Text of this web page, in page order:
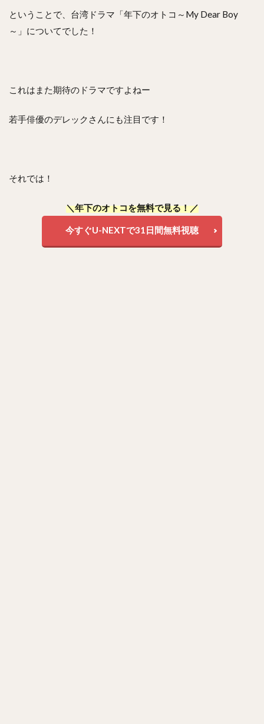
ということで、台湾ドラマ「年下のオトコ～My Dear Boy
～」についてでした！
これはまた期待のドラマですよねー
若手俳優のデレックさんにも注目です！
それでは！
＼年下のオトコを無料で見る！／
今すぐU-NEXTで31日間無料視聴